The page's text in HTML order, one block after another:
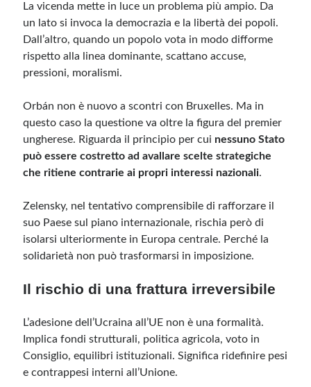
La vicenda mette in luce un problema più ampio. Da
un lato si invoca la democrazia e la libertà dei popoli.
Dall’altro, quando un popolo vota in modo difforme
rispetto alla linea dominante, scattano accuse,
pressioni, moralismi.
Orbán non è nuovo a scontri con Bruxelles. Ma in
questo caso la questione va oltre la figura del premier
ungherese. Riguarda il principio per cui nessuno Stato
può essere costretto ad avallare scelte strategiche
che ritiene contrarie ai propri interessi nazionali.
Zelensky, nel tentativo comprensibile di rafforzare il
suo Paese sul piano internazionale, rischia però di
isolarsi ulteriormente in Europa centrale. Perché la
solidarietà non può trasformarsi in imposizione.
Il rischio di una frattura irreversibile
L’adesione dell’Ucraina all’UE non è una formalità.
Implica fondi strutturali, politica agricola, voto in
Consiglio, equilibri istituzionali. Significa ridefinire pesi
e contrappesi interni all’Unione.